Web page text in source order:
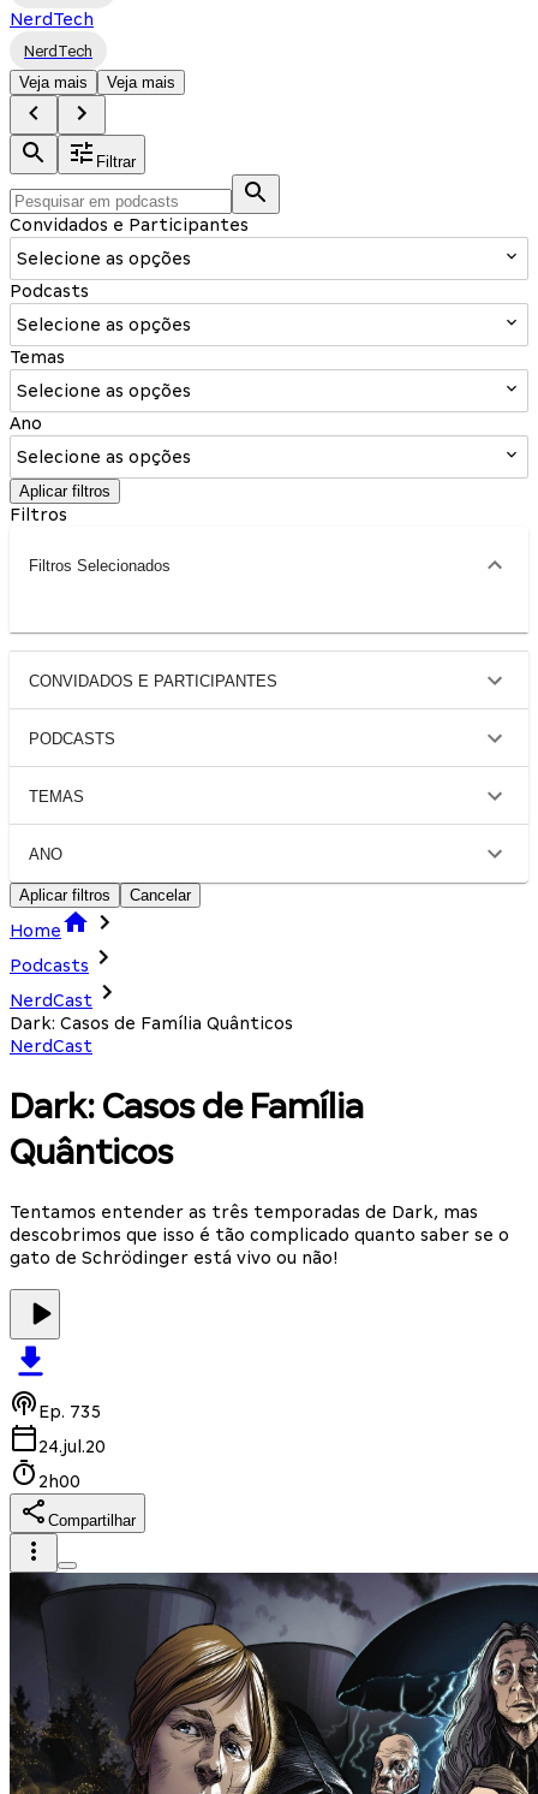
NerdTech
NerdTech
Veja mais
Veja mais
Filtrar
Convidados e Participantes
Selecione as opções
Podcasts
Selecione as opções
Temas
Selecione as opções
Ano
Selecione as opções
Aplicar filtros
Filtros
Filtros Selecionados
CONVIDADOS E PARTICIPANTES
PODCASTS
TEMAS
ANO
Aplicar filtros Cancelar
Home
Podcasts
NerdCast
Dark: Casos de Família Quânticos
NerdCast
Dark: Casos de Família
Quânticos
Tentamos entender as três temporadas de Dark, mas
descobrimos que isso é tão complicado quanto saber se o
gato de Schrödinger está vivo ou não!
Ep. 735
24.jul.20
2h00
Compartilhar